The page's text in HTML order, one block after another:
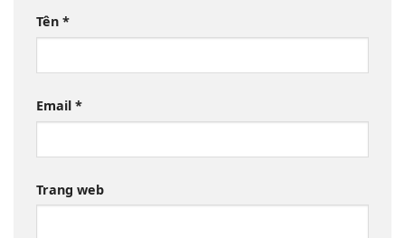
Tên *
Email *
Trang web